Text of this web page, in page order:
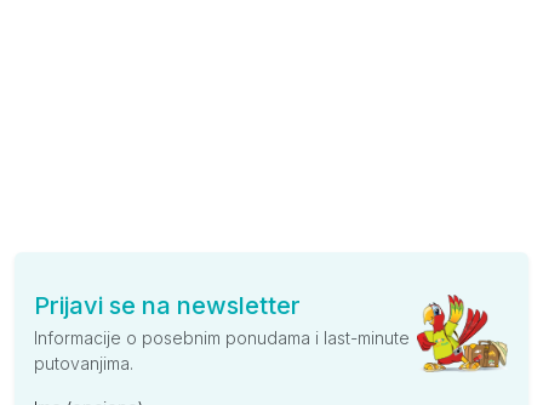
Prijavi se na newsletter
Informacije o posebnim ponudama i last-minute
putovanjima.